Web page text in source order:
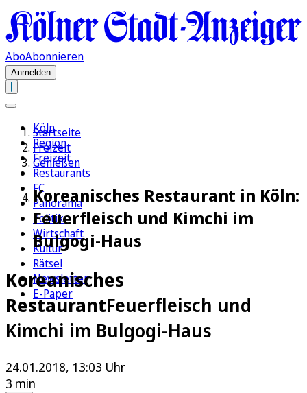
AboAbonnieren
Anmelden
Köln
Region
Freizeit
Restaurants
FC
Panorama
Politik
Wirtschaft
Kultur
Rätsel
Newsletter
E-Paper
Startseite
Freizeit
Genießen
Koreanisches Restaurant in Köln:
Feuerfleisch und Kimchi im
Bulgogi-Haus
Koreanisches
RestaurantFeuerfleisch und
Kimchi im Bulgogi-Haus
24.01.2018, 13:03 Uhr
3 min